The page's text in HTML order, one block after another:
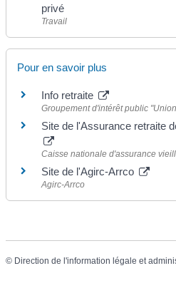
privé
Travail
Pour en savoir plus
Info retraite
Groupement d'intérêt public
Site de l'Assurance retraite
Caisse nationale d'assurance
Site de l'Agirc-Arrco
Agirc-Arrco
© Direction de l'information légale et